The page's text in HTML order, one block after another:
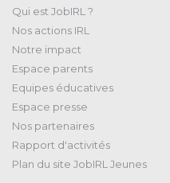
Qui est JobIRL ?
Nos actions IRL
Notre impact
Espace parents
Equipes éducatives
Espace presse
Nos partenaires
Rapport d'activités
Plan du site JobIRL Jeunes